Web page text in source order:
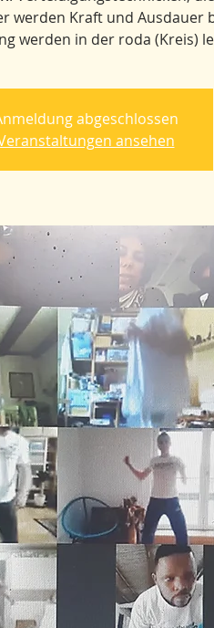
werden Kraft und Ausdauer
werden in der roda (Kreis)
abgeschlossen
ansehen